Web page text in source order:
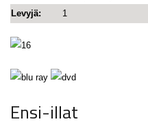
Levyjä:
1
Ensi-illat